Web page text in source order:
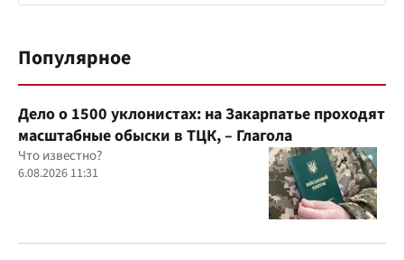
Популярное
Дело о 1500 уклонистах: на Закарпатье проходят
масштабные обыски в ТЦК, – Глагола
Что известно?
6.08.2026 11:31